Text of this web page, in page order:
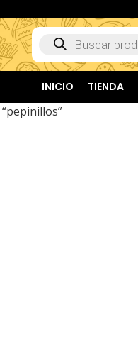
INICIO TIENDA